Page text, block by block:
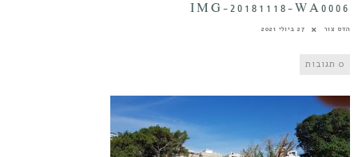
IMG-20181118-WA0006
הדס צור 27 ביולי 2021
0 תגובות